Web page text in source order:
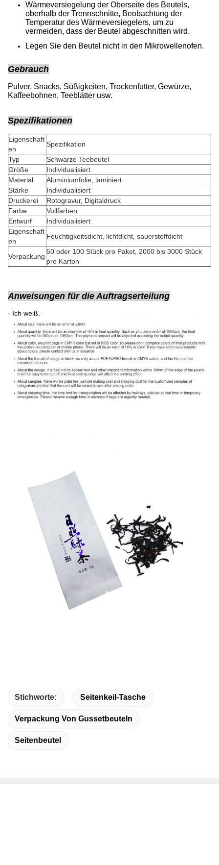
Wärmeversiegelung der Oberseite des Beutels,
oberhalb der Trennschnitte, Beobachtung der
Temperatur des Wärmeversiegelers, um zu
vermeiden, dass der Beutel abgeschnitten wird.
Legen Sie den Beutel nicht in den Mikrowellenofen.
Gebrauch
Pulver, Snacks, Süßigkeiten, Trockenfutter, Gewürze,
Kaffeebohnen, Teeblätter usw.
Spezifikationen
Eigenschaft
en
Spezifikation
Typ
Schwarze Teebeutel
Größe
Individualisiert
Material
Aluminiumfolie, laminiert
Stärke
Individualisiert
Druckerei
Rotogravur, Digitaldruck
Farbe
Vollfarben
Entwurf
Individualisiert
Eigenschaft
en
Feuchtigkeitsdicht, lichtdicht, sauerstoffdicht
Verpackung
50 oder 100 Stück pro Paket, 2000 bis 3000 Stück
pro Karton
Anweisungen für die Auftragserteilung
- Ich weiß.
Stichworte: Seitenkeil-Tasche
Verpackung Von Gussetbeuteln
Seitenbeutel